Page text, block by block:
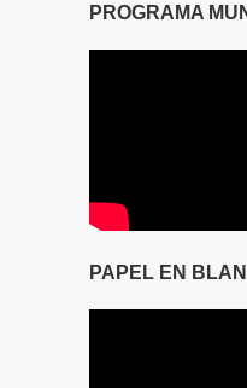
PROGRAMA
PAPEL EN